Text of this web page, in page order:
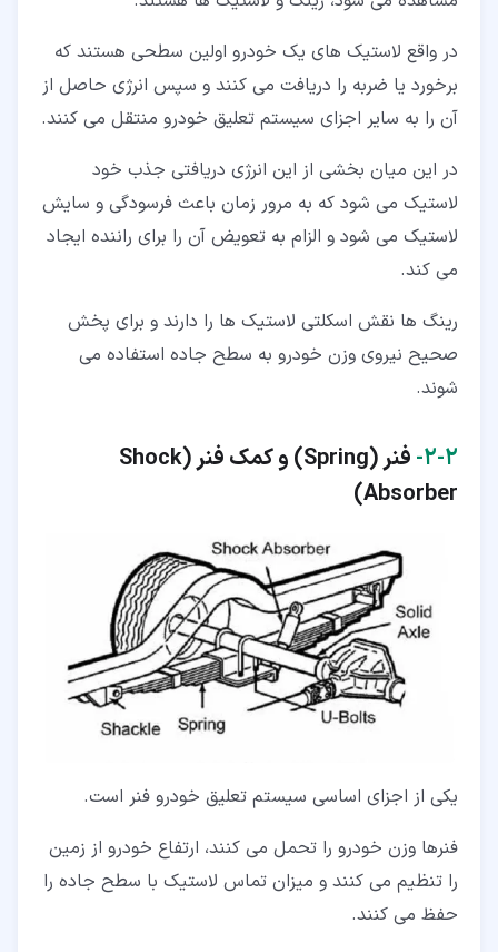
در واقع لاستیک های یک خودرو اولین سطحی هستند که
برخورد یا ضربه را دریافت می کنند و سپس انرژی حاصل از
آن را به سایر اجزای سیستم تعلیق خودرو منتقل می کنند.
در این میان بخشی از این انرژی دریافتی جذب خود
لاستیک می شود که به مرور زمان باعث فرسودگی و سایش
لاستیک می شود و الزام به تعویض آن را برای راننده ایجاد
می کند.
رینگ ها نقش اسکلتی لاستیک ها را دارند و برای پخش
صحیح نیروی وزن خودرو به سطح جاده استفاده می
شوند.
۲‏-‏۲‏-
فنر (Spring) و کمک فنر (Shock
Absorber)
یکی از اجزای اساسی سیستم تعلیق خودرو فنر است.
فنرها وزن خودرو را تحمل می کنند، ارتفاع خودرو از زمین
را تنظیم می کنند و میزان تماس لاستیک با سطح جاده را
حفظ می کنند.